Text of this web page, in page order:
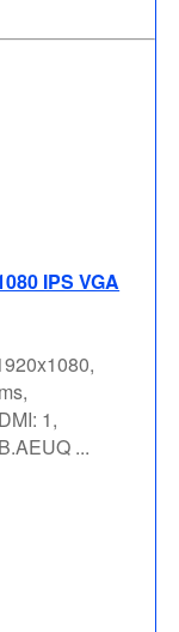
IPS VGA
1,
...